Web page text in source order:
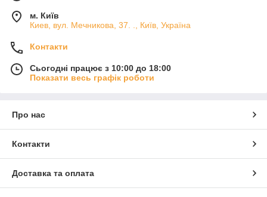
м. Київ
Киев, вул. Мечникова, 37. ., Київ, Україна
Контакти
Сьогодні працює з 10:00 до 18:00
Показати весь графік роботи
Про нас
Контакти
Доставка та оплата